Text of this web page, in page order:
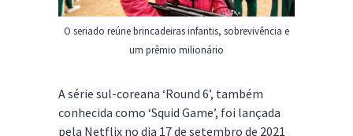
O seriado reúne brincadeiras infantis, sobrevivência e
um prêmio milionário
A série sul-coreana ‘Round 6’, também
conhecida como ‘Squid Game’, foi lançada
pela Netflix no dia 17 de setembro de 2021